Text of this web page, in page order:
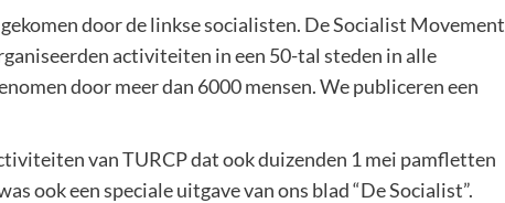
door de linkse socialisten. De Socialist Movement
activiteiten in een 50-tal steden in alle
door meer dan 6000 mensen. We publiceren een
van TURCP dat ook duizenden 1 mei pamfletten
ook een speciale uitgave van ons blad “De Socialist”.